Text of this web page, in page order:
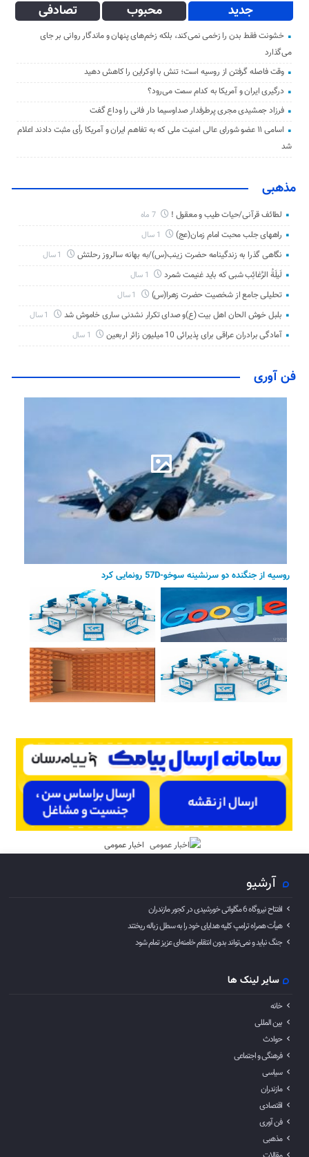
جدید محبوب تصادفی
خشونت فقط بدن را زخمی نمی‌کند، بلکه زخم‌های پنهان و ماندگار روانی بر جای
می‌گذارد
وقت فاصله گرفتن از روسیه است؛ تنش با اوکراین را کاهش دهید
درگیری ایران و آمریکا به کدام سمت می‌رود؟
فرزاد جمشیدی مجری پرطرفدار صداوسیما دار فانی را وداع گفت
اسامی ۱۱ عضو شورای عالی امنیت ملی که به تفاهم ایران و آمریکا رأی مثبت دادند اعلام
شد
مذهبی
لطائف قرآنی/حیات طیب و معقول ! 7 ماه
راههای جلب محبت امام زمان(عج)
نگاهی گذرا به زندگینامه حضرت زینب(س)/به بهانه سالروز رحلتش
لَیلَةُ الرَّغائِب شبی که باید غنیمت شمرد
تحلیلی جامع از شخصیت حضرت زهرا(س)
بلبل خوش الحان اهل بیت (ع)و صدای تکرار نشدنی ساری خاموش شد
آمادگی برادران عراقی برای پذیرائی 10 میلیون زائر اربعین
فن آوری
روسیه از جنگنده دو سرنشینه سوخو-57D رونمایی کرد
اخبار عمومی
آرشیو
افتتاح نیروگاه 6 مگاواتی خورشیدی در کجور مازندران
هیأت همراه ترامپ کلیه هدایای خود را به سطل زباله ریختند
جنگ نباید و نمی‌تواند بدون انتقام خامنه‌ای عزیز تمام شود
سایر لینک ها
خانه
بین المللی
حوادث
فرهنگی و اجتماعی
سیاسی
مازندران
اقتصادی
فن آوری
مذهبی